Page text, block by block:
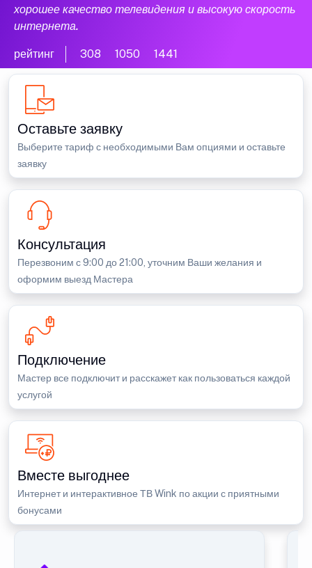
хорошее качество телевидения и высокую скорость
интернета.
рейтинг 308 1050 1441
Оставьте заявку
Выберите тариф с необходимыми Вам опциями и оставьте
заявку
Консультация
Перезвоним с 9:00 до 21:00, уточним Ваши желания и
оформим выезд Мастера
Подключение
Мастер все подключит и расскажет как пользоваться каждой
услугой
Вместе выгоднее
Интернет и интерактивное ТВ Wink по акции с приятными
бонусами